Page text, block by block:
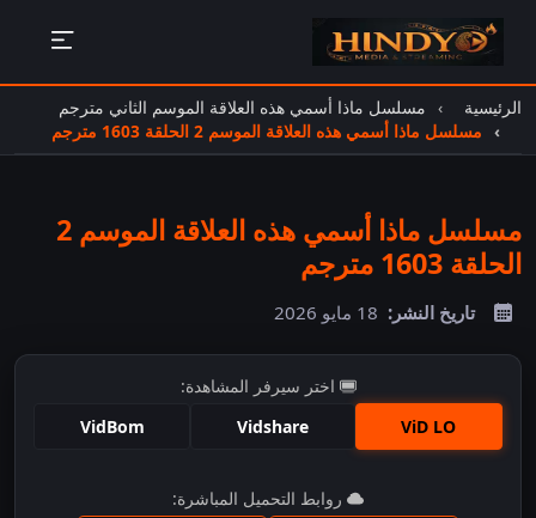
الرئيسية
مسلسل ماذا أسمي هذه العلاقة الموسم الثاني مترجم
مسلسل ماذا أسمي هذه العلاقة الموسم 2 الحلقة 1603 مترجم
مسلسل ماذا أسمي هذه العلاقة الموسم 2
الحلقة 1603 مترجم
تاريخ النشر: 18 مايو 2026
اختر سيرفر المشاهدة:
ViD LO
Vidshare
VidBom
اضغط للمشاهدة
روابط التحميل المباشرة: